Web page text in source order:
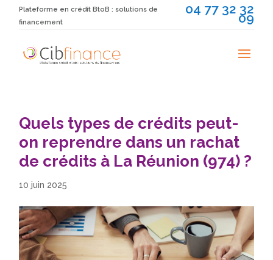
Plateforme en crédit BtoB : solutions de
financement
04 77 32 32
09
Quels types de crédits peut-
on reprendre dans un rachat
de crédits à La Réunion (974) ?
10 juin 2025